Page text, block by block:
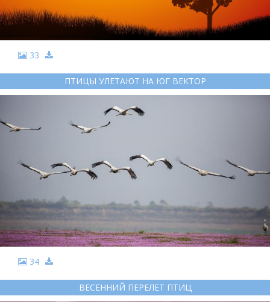
33
ПТИЦЫ УЛЕТАЮТ НА ЮГ ВЕКТОР
34
ВЕСЕННИЙ ПЕРЕЛЕТ ПТИЦ